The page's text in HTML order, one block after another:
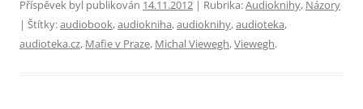
Příspěvek byl publikován 14.11.2012 | Rubrika:Audioknihy, Názory
| Štítky:audiobook,audiokniha,audioknihy,audioteka,
audioteka.cz, Mafie v Praze, Michal Viewegh,Viewegh.